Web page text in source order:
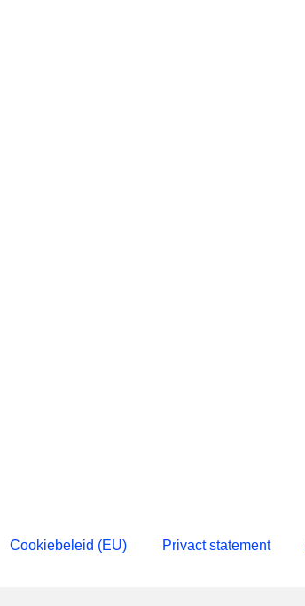
Cookiebeleid (EU) Privact statement